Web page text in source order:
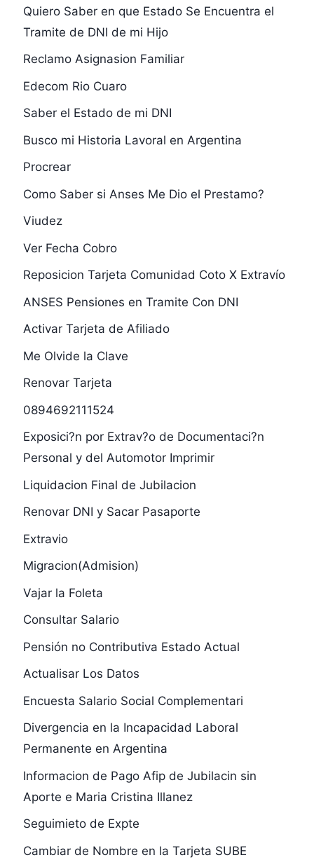
Quiero Saber en que Estado Se Encuentra el
Tramite de DNI de mi Hijo
Reclamo Asignasion Familiar
Edecom Rio Cuaro
Saber el Estado de mi DNI
Busco mi Historia Lavoral en Argentina
Procrear
Como Saber si Anses Me Dio el Prestamo?
Viudez
Ver Fecha Cobro
Reposicion Tarjeta Comunidad Coto X Extravío
ANSES Pensiones en Tramite Con DNI
Activar Tarjeta de Afiliado
Me Olvide la Clave
Renovar Tarjeta
0894692111524
Exposici?n por Extrav?o de Documentaci?n
Personal y del Automotor Imprimir
Liquidacion Final de Jubilacion
Renovar DNI y Sacar Pasaporte
Extravio
Migracion(Admision)
Vajar la Foleta
Consultar Salario
Pensión no Contributiva Estado Actual
Actualisar Los Datos
Encuesta Salario Social Complementari
Divergencia en la Incapacidad Laboral
Permanente en Argentina
Informacion de Pago Afip de Jubilacin sin
Aporte e Maria Cristina Illanez
Seguimieto de Expte
Cambiar de Nombre en la Tarjeta SUBE